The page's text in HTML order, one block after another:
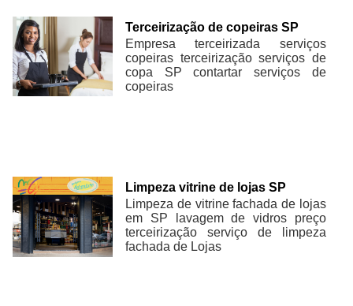
Terceirização de copeiras SP
Empresa terceirizada serviços
copeiras terceirização serviços de
copa SP contartar serviços de
copeiras
Limpeza vitrine de lojas SP
Limpeza de vitrine fachada de lojas
em SP lavagem de vidros preço
terceirização serviço de limpeza
fachada de Lojas